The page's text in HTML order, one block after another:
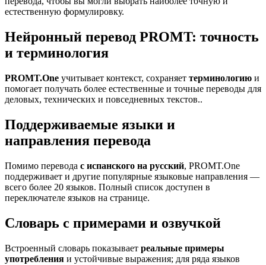
естественную формулировку.
Нейронный перевод PROMT: точность
и терминология
PROMT.One учитывает контекст, сохраняет терминологию и
помогает получать более естественные и точные переводы для
деловых, технических и повседневных текстов..
Поддерживаемые языки и
направления перевода
Помимо перевода с испанского на русский, PROMT.One
поддерживает и другие популярные языковые направления —
всего более 20 языков. Полный список доступен в
переключателе языков на странице.
Словарь с примерами и озвучкой
Встроенный словарь показывает реальные примеры
употребления и устойчивые выражения; для ряда языков